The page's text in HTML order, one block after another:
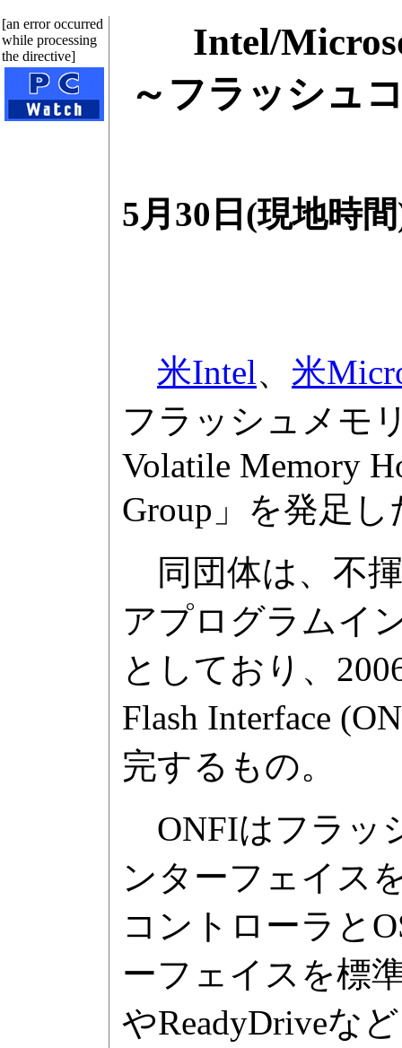
[an error occurred
while processing
the directive]
Intel/
～フラッシュ
5月30日(現地時
米Intel、 米
フラッシュメモ
Volatile Memory
Group」を発足
同団体は、不
アプログラムイ
としており、
Flash Interface
完するもの。
ONFIはフラッ
ンターフェイス
コントローラと
ーフェイスを標
やReadyDriveな